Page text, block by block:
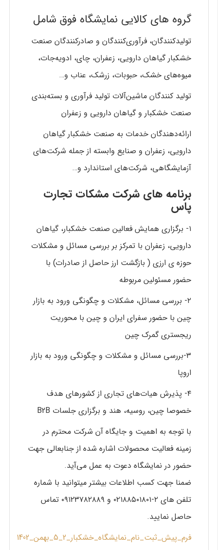
گروه های کالایی نمایشگاه فوق شامل
تولیدکنندگان، فرآوری‌کنندگان و صادرکنندگان صنعت
خشکبار گیاهان دارویی، زعفران، چای، ادویه‌جات،
میوه‌های خشک، حبوبات، زرشک، عناب و…
تولید کنندگان ماشین‌آلات تولید فرآوری و بسته‌بندی
صنعت خشکبار و گیاهان دارویی و زعفران
ارائه‌دهندگان خدمات به صنعت خشکبار گیاهان
دارویی، زعفران و صنایع وابسته از جمله شرکت‌های
آزمایشگاهی، شرکت‌های استاندارد و…
برنامه های شرکت مشکات تجارت
پاس
۱- برگزاری همایش فعالین صنعت خشکبار، گیاهان
دارویی، زعفران با تمرکز بر بررسی مسائل و مشکلات
حوزه ی ارزی ( بازگشت ارز حاصل از صادرات) با
حضور مسئولین مربوطه
۲- بررسی مسائل، مشکلات و چگونگی ورود به بازار
چین با حضور سفرای ایران و چین با محوریت
ریجستری گمرک چین
۳-بررسی مسائل و مشکلات و چگونگی ورود به بازار
اروپا
۴- پذیرش هیات‌های تجاری از کشورهای هدف
خصوصا چین، روسیه، هند و برگزاری جلسات B2B‏
با توجه به اهمیت و جایگاه آن شرکت محترم در
زمینه فعالیت محصولات اشاره شده از جنابعالی جهت
حضور در نمایشگاه دعوت به عمل می‌آید.
ضمنا جهت کسب اطلاعات بیشتر میتوانید با شماره
تلفن های ۲-۰۲۱۸۸۵۰۱۸۰۱ و ۰۹۱۲۳۷۸۲۸۸۹ تماس
حاصل نمایید.
فرم_پیش_ثبت_نام_نمایشگاه_خشکبار_2_5_بهمن_1402